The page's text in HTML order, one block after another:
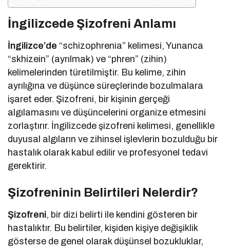
İngilizcede Şizofreni Anlamı
İngilizce’de “schizophrenia” kelimesi, Yunanca
“skhizein” (ayrılmak) ve “phren” (zihin)
kelimelerinden türetilmiştir. Bu kelime, zihin
ayrılığına ve düşünce süreçlerinde bozulmalara
işaret eder. Şizofreni, bir kişinin gerçeği
algılamasını ve düşüncelerini organize etmesini
zorlaştırır. İngilizcede şizofreni kelimesi, genellikle
duyusal algıların ve zihinsel işlevlerin bozulduğu bir
hastalık olarak kabul edilir ve profesyonel tedavi
gerektirir.
Şizofreninin Belirtileri Nelerdir?
Şizofreni, bir dizi belirti ile kendini gösteren bir
hastalıktır. Bu belirtiler, kişiden kişiye değişiklik
gösterse de genel olarak düşünsel bozukluklar,